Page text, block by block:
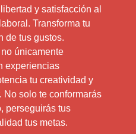
y satisfacción al
Transforma tu
de tus gustos.
únicamente
experiencias
tu creatividad y
No solo te conformarás
perseguirás tus
tus metas.